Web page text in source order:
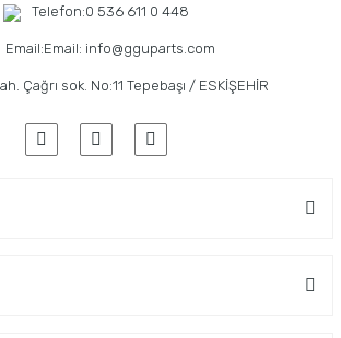
Telefon:0 536 611 0 448
Email:Email: info@gguparts.com
Çağrı sok. No:11 Tepebaşı / ESKİŞEHİR